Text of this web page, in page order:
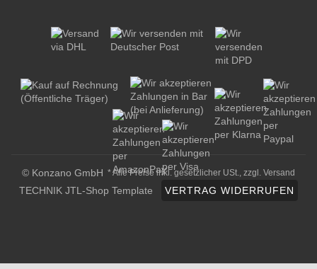
© Konzano GmbH * Alle Preise inkl. gesetzlicher USt., zzgl. Versand
TECHNIK JTL-Shop Template VERTRAG WIDERRUFEN